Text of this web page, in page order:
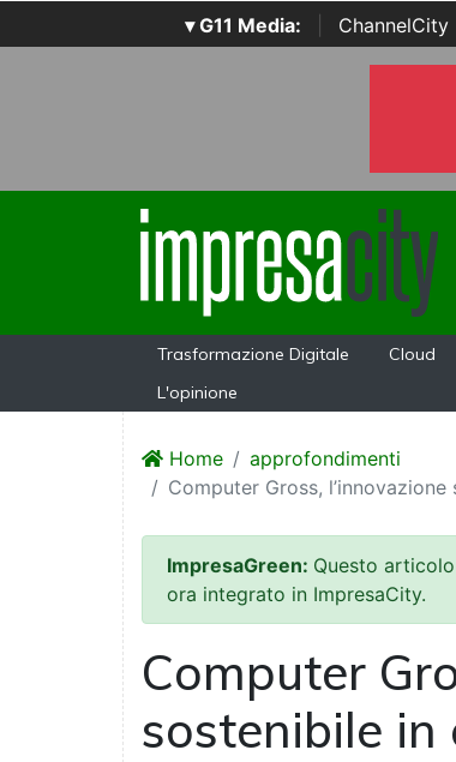
▾ G11 Media: ChannelCity
Trasformazione Digitale Cloud
L'opinione
Home
approfondimenti
Computer Gross,
ImpresaGreen: Questo
ora integrato in ImpresaCity.
Computer
sostenibile